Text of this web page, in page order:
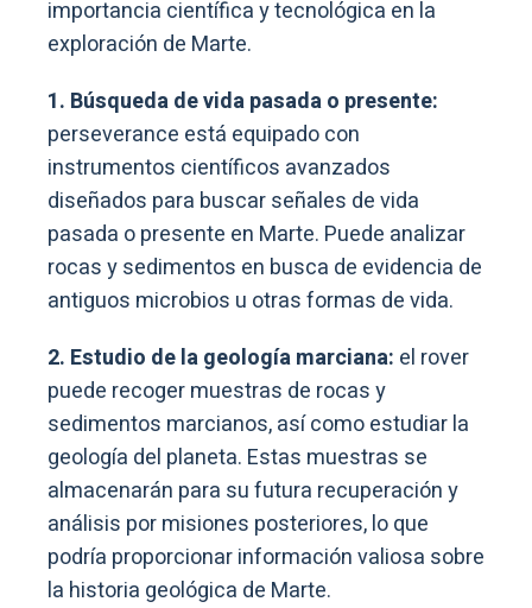
importancia científica y tecnológica en la
exploración de Marte.
1. Búsqueda de vida pasada o presente:
perseverance está equipado con
instrumentos científicos avanzados
diseñados para buscar señales de vida
pasada o presente en Marte. Puede analizar
rocas y sedimentos en busca de evidencia de
antiguos microbios u otras formas de vida.
2. Estudio de la geología marciana: el rover
puede recoger muestras de rocas y
sedimentos marcianos, así como estudiar la
geología del planeta. Estas muestras se
almacenarán para su futura recuperación y
análisis por misiones posteriores, lo que
podría proporcionar información valiosa sobre
la historia geológica de Marte.